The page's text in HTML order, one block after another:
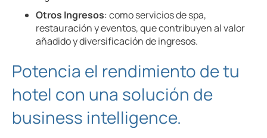
Otros Ingresos: como servicios de spa,
restauración y eventos, que contribuyen al valor
añadido y diversificación de ingresos.
Potencia el rendimiento de tu
hotel con una solución de
business intelligence.